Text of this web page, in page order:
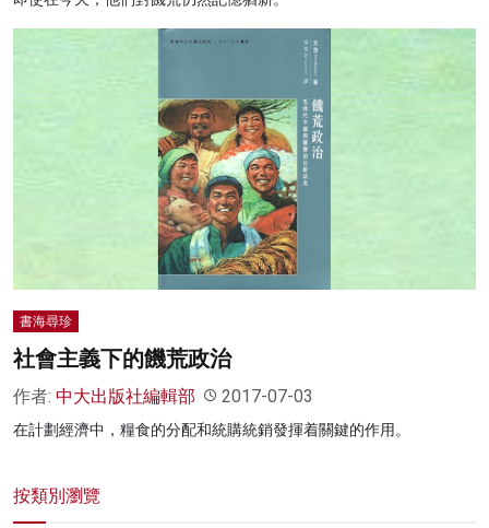
書海尋珍
社會主義下的饑荒政治
作者: 中大出版社編輯部 2017-07-03
在計劃經濟中，糧食的分配和統購統銷發揮着關鍵的作用。
按類別瀏覽